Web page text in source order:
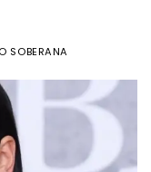
SOBERANA